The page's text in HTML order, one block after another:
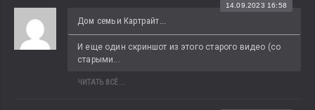
Дом семьи Картрайт...
14.09.2023 16:58
И еще один скриншот из этого старого видео (со
старыми...
ЧИТАТЬ ВСЁ...